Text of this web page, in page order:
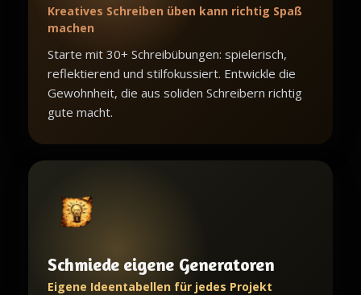
Kreatives Schreiben üben kann richtig Spaß
machen
Starte mit 30+ Schreibübungen: spielerisch,
reflektierend und stilfokussiert. Entwickle die
Gewohnheit, die aus soliden Schreibern richtig
gute macht.
Schmiede eigene Generatoren
Eigene Ideentabellen für jedes Projekt